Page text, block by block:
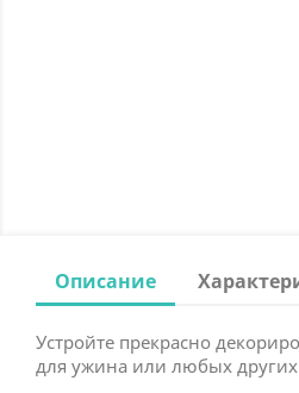
Описание
Устройте прекрасно
для ужина или любых